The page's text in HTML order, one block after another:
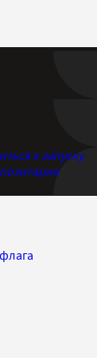
к запуску